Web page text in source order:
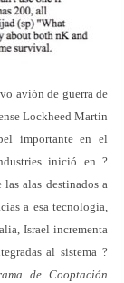
avión de guerra de
Lockheed Martin
importante en el
inició en ?
alas destinados a
a esa tecnología,
Israel incrementa
al sistema ?
de Cooptación